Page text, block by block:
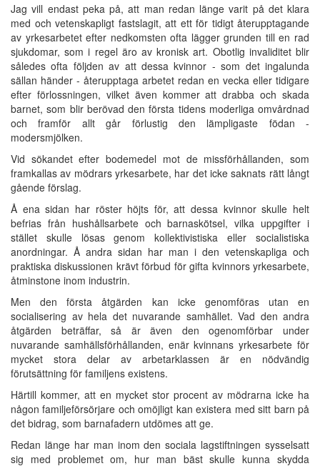
Jag vill endast peka på, att man redan länge varit på det klara
med och vetenskapligt fastslagit, att ett för tidigt återupptagande
av yrkesarbetet efter nedkomsten ofta lägger grunden till en rad
sjukdomar, som i regel äro av kronisk art. Obotlig invaliditet blir
således ofta följden av att dessa kvinnor - som det ingalunda
sällan händer - återupptaga arbetet redan en vecka eller tidigare
efter förlossningen, vilket även kommer att drabba och skada
barnet, som blir berövad den första tidens moderliga omvårdnad
och framför allt går förlustig den lämpligaste födan -
modersmjölken.
Vid sökandet efter bodemedel mot de missförhållanden, som
framkallas av mödrars yrkesarbete, har det icke saknats rätt långt
gående förslag.
Å ena sidan har röster höjts för, att dessa kvinnor skulle helt
befrias från hushållsarbete och barnaskötsel, vilka uppgifter i
stället skulle lösas genom kollektivistiska eller socialistiska
anordningar. Å andra sidan har man i den vetenskapliga och
praktiska diskussionen krävt förbud för gifta kvinnors yrkesarbete,
åtminstone inom industrin.
Men den första åtgärden kan icke genomföras utan en
socialisering av hela det nuvarande samhället. Vad den andra
åtgärden beträffar, så är även den ogenomförbar under
nuvarande samhällsförhållanden, enär kvinnans yrkesarbete för
mycket stora delar av arbetarklassen är en nödvändig
förutsättning för familjens existens.
Härtill kommer, att en mycket stor procent av mödrarna icke ha
någon familjeförsörjare och omöjligt kan existera med sitt barn på
det bidrag, som barnafadern utdömes att ge.
Redan länge har man inom den sociala lagstiftningen sysselsatt
sig med problemet om, hur man bäst skulle kunna skydda